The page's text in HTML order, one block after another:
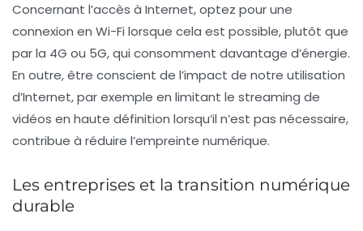
Concernant l’accès à Internet, optez pour une
connexion en Wi-Fi lorsque cela est possible, plutôt que
par la 4G ou 5G, qui consomment davantage d’énergie.
En outre, être conscient de l’impact de notre utilisation
d’Internet, par exemple en limitant le streaming de
vidéos en haute définition lorsqu’il n’est pas nécessaire,
contribue à réduire l’empreinte numérique.
Les entreprises et la transition numérique
durable